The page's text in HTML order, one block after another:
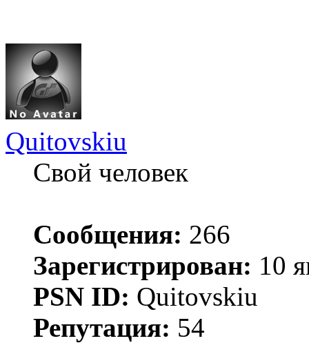
Quitovskiu
Свой человек
Сообщения: 266
Зарегистрирован: 10
PSN ID: Quitovskiu
Репутация: 54